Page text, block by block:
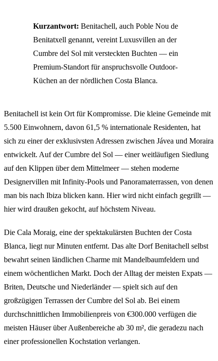
Kurzantwort: Benitachell, auch Poble Nou de
Benitatxell genannt, vereint Luxusvillen an der
Cumbre del Sol mit versteckten Buchten — ein
Premium-Standort für anspruchsvolle Outdoor-
Küchen an der nördlichen Costa Blanca.
Benitachell ist kein Ort für Kompromisse. Die kleine Gemeinde mit
5.500 Einwohnern, davon 61,5 % internationale Residenten, hat
sich zu einer der exklusivsten Adressen zwischen Jávea und Moraira
entwickelt. Auf der Cumbre del Sol — einer weitläufigen Siedlung
auf den Klippen über dem Mittelmeer — stehen moderne
Designervillen mit Infinity-Pools und Panoramaterrassen, von denen
man bis nach Ibiza blicken kann. Hier wird nicht einfach gegrillt —
hier wird draußen gekocht, auf höchstem Niveau.
Die Cala Moraig, eine der spektakulärsten Buchten der Costa
Blanca, liegt nur Minuten entfernt. Das alte Dorf Benitachell selbst
bewahrt seinen ländlichen Charme mit Mandelbaumfeldern und
einem wöchentlichen Markt. Doch der Alltag der meisten Expats —
Briten, Deutsche und Niederländer — spielt sich auf den
großzügigen Terrassen der Cumbre del Sol ab. Bei einem
durchschnittlichen Immobilienpreis von €300.000 verfügen die
meisten Häuser über Außenbereiche ab 30 m², die geradezu nach
einer professionellen Kochstation verlangen.